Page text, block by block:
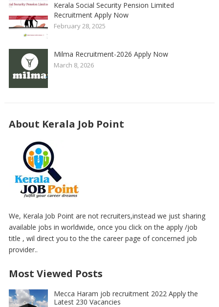
Kerala Social Security Pension Limited
Recruitment Apply Now
February 28, 2025
Milma Recruitment-2026 Apply Now
March 8, 2026
About Kerala Job Point
We, Kerala Job Point are not recruiters,instead we just sharing
available jobs in worldwide, once you click on the apply /job
title , wil direct you to the the career page of concerned job
provider..
Most Viewed Posts
Mecca Haram job recruitment 2022 Apply the
Latest 230 Vacancies